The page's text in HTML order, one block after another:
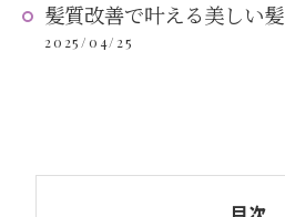
髪質改善で叶える美しい髪
2025/04/25